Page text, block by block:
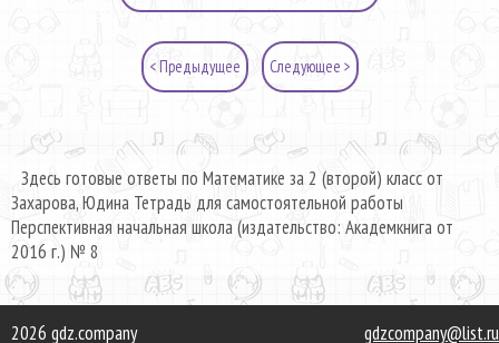
< Предыдущее Следующее >
Здесь готовые ответы по Математике за 2 (второй) класс от
Захарова, Юдина Тетрадь для самостоятельной работы
Перспективная начальная школа (издательство: Академкнига от
2016 г.) № 8
2026 gdz.company gdzcompany@list.ru